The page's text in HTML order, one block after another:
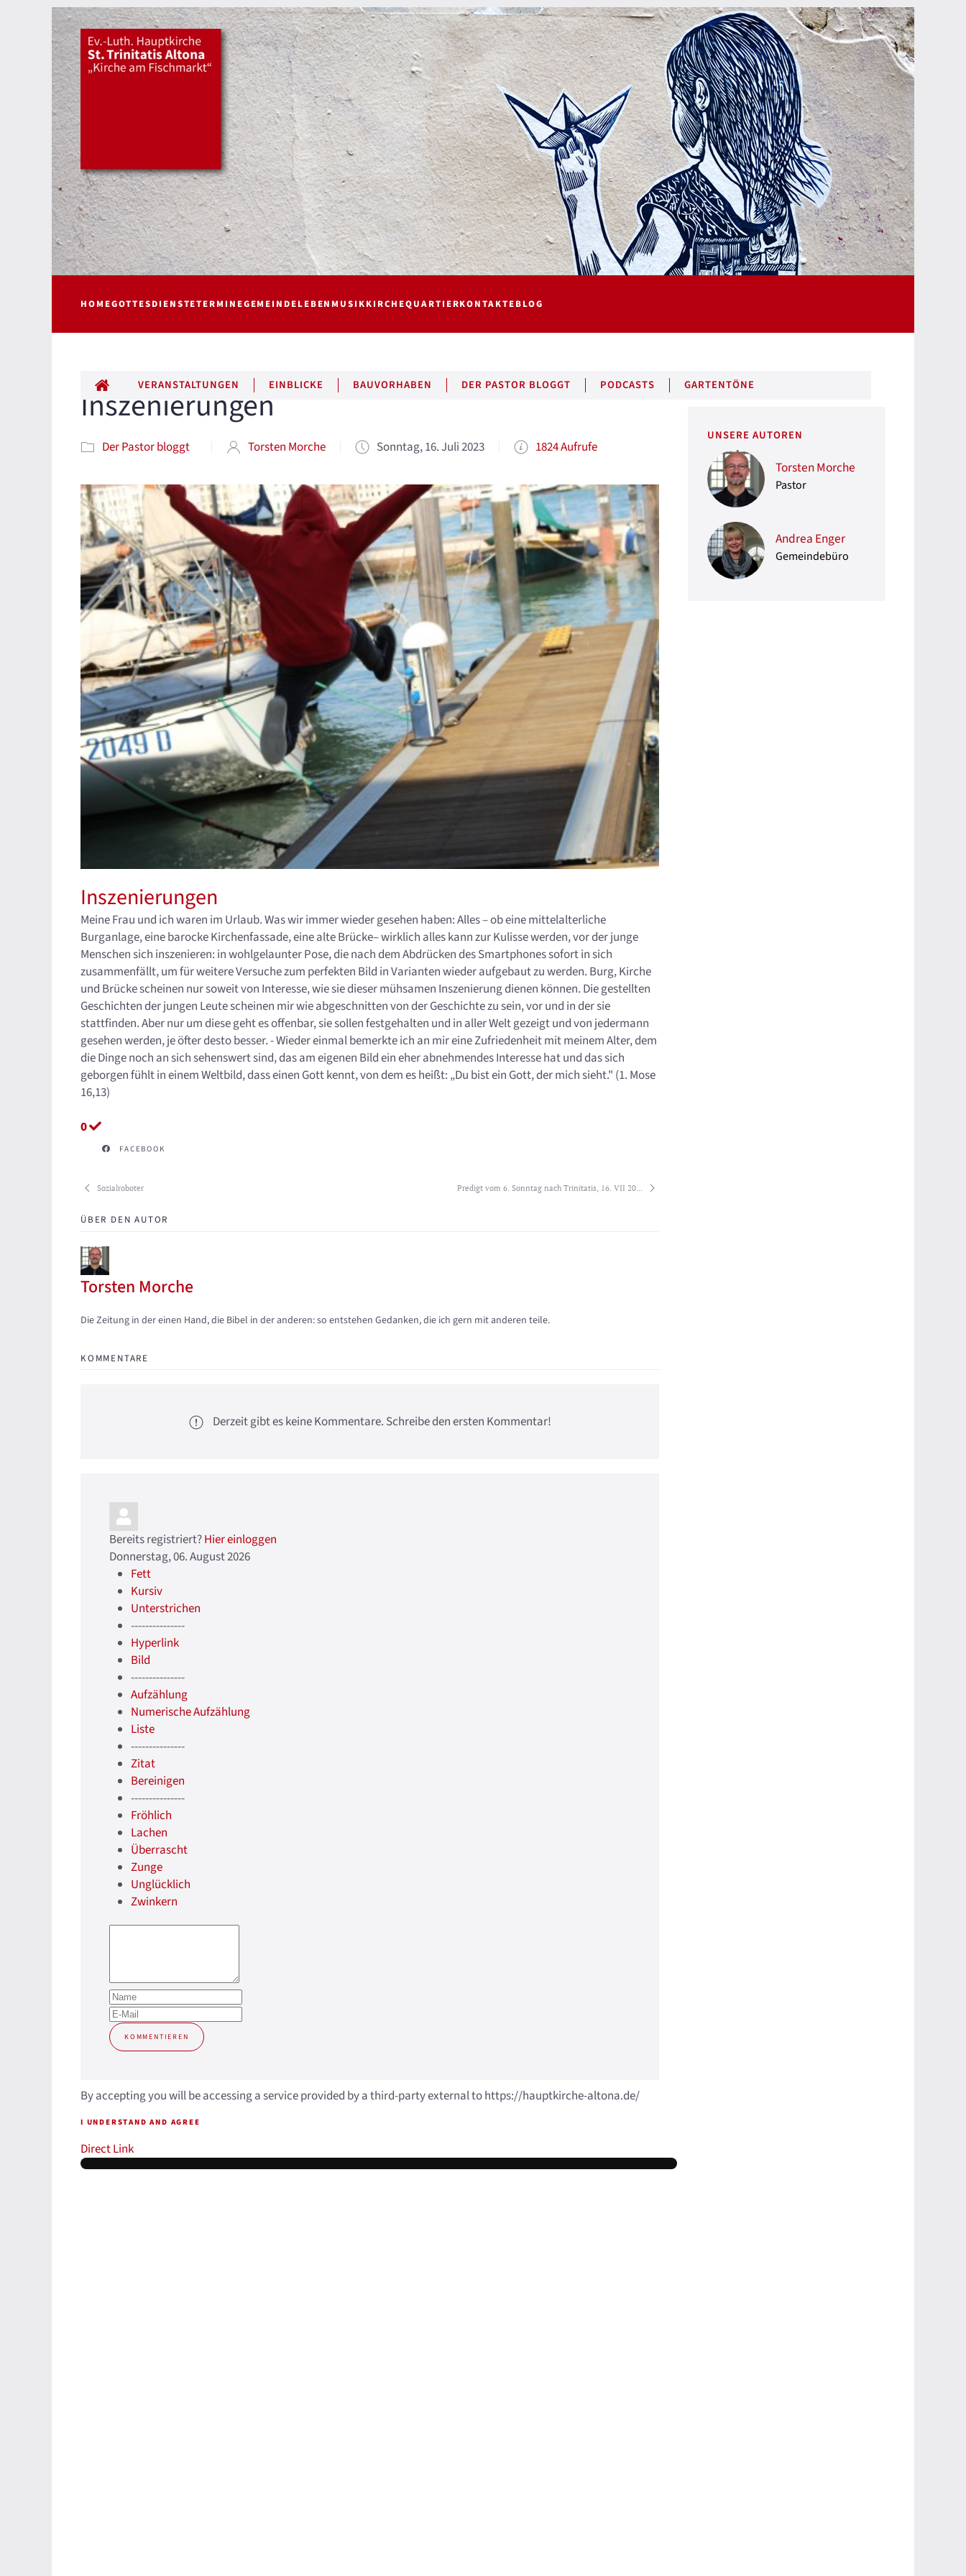
HOMEGOTTESDIENSTETERMINEGEMEINDELEBEN MUSIKKIRCHEQUARTIERKONTAKTEBLOG
ALLE BEITRÄGE
VERANSTALTUNGEN EINBLICKE BAUVORHABEN DER PASTOR BLOGGT PODCASTS GARTENTÖNE
Inszenierungen
Der Pastor bloggt Torsten Morche Sonntag, 16. Juli 2023 1824 Aufrufe
Inszenierungen
Meine Frau und ich waren im Urlaub. Was wir immer wieder gesehen haben: Alles – ob eine mittelalterliche
Burganlage, eine barocke Kirchenfassade, eine alte Brücke– wirklich alles kann zur Kulisse werden, vor der junge
Menschen sich inszenieren: in wohlgelaunter Pose, die nach dem Abdrücken des Smartphones sofort in sich
zusammenfällt, um für weitere Versuche zum perfekten Bild in Varianten wieder aufgebaut zu werden. Burg, Kirche
und Brücke scheinen nur soweit von Interesse, wie sie dieser mühsamen Inszenierung dienen können. Die gestellten
Geschichten der jungen Leute scheinen mir wie abgeschnitten von der Geschichte zu sein, vor und in der sie
stattfinden. Aber nur um diese geht es offenbar, sie sollen festgehalten und in aller Welt gezeigt und von jedermann
gesehen werden, je öfter desto besser. - Wieder einmal bemerkte ich an mir eine Zufriedenheit mit meinem Alter, dem
die Dinge noch an sich sehenswert sind, das am eigenen Bild ein eher abnehmendes Interesse hat und das sich
geborgen fühlt in einem Weltbild, dass einen Gott kennt, von dem es heißt: „Du bist ein Gott, der mich sieht." (1. Mose
16,13)
0
FACEBOOK
Sozialroboter Predigt vom 6. Sonntag nach Trinitatis, 16. VII 20...
ÜBER DEN AUTOR
Torsten Morche
Updates abonnieren
Abo von Updates dieses Autors beenden
Die Zeitung in der einen Hand, die Bibel in der anderen: so entstehen Gedanken, die ich gern mit anderen teile.
KOMMENTARE
Derzeit gibt es keine Kommentare. Schreibe den ersten Kommentar!
Bereits registriert?Hier einloggen
Donnerstag, 06. August 2026
Fett
Kursiv
Unterstrichen
---------------
Hyperlink
Bild
---------------
Aufzählung
Numerische Aufzählung
Liste
---------------
Zitat
Bereinigen
---------------
Fröhlich
Lachen
Überrascht
Zunge
Unglücklich
Zwinkern
KOMMENTIEREN
By accepting you will be accessing a service provided by a third-party external to https://hauptkirche-altona.de/
I UNDERSTAND AND AGREE
Direct Link
UNSERE AUTOREN
Torsten Morche
Pastor
Andrea Enger
Gemeindebüro